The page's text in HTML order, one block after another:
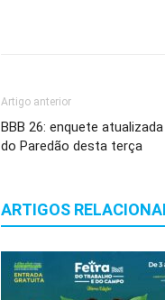
Artigo anterior
BBB 26: enquete
do Paredão desta terça
ARTIGOS